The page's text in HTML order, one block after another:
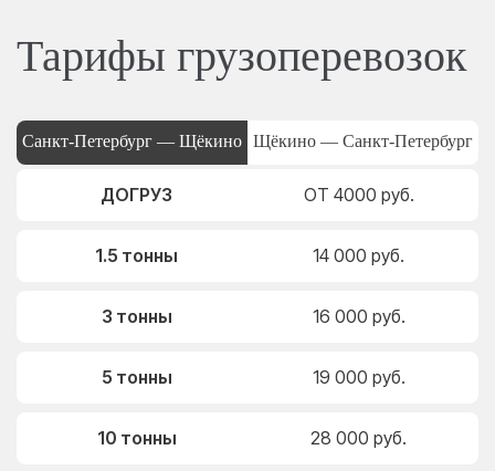
Тарифы грузоперевозок
Санкт-Петербург — Щёкино Щёкино — Санкт-Петербург
ДОГРУЗ ОТ 4000 руб.
1.5 тонны 14 000 руб.
3 тонны 16 000 руб.
5 тонны 19 000 руб.
10 тонны 28 000 руб.